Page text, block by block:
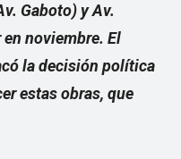
Gaboto) y Av.
noviembre. El
la decisión política
estas obras, que